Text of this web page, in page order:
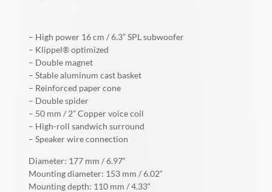
– High power 16 cm / 6.3” SPL subwoofer
– Klippel® optimized
– Double magnet
– Stable aluminum cast basket
– Reinforced paper cone
– Double spider
– 50 mm / 2” Copper voice coil
– High-roll sandwich surround
– Speaker wire connection
Diameter: 177 mm / 6.97“
Mounting diameter: 153 mm / 6.02“
Mounting depth: 110 mm / 4.33“